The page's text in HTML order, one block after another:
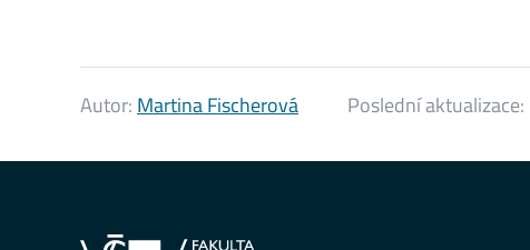
Autor: Martina Fischerová Poslední aktualizace: